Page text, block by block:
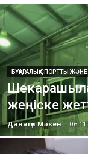
БҰҚАРАЛЫҚ СПОРТТЫ
жеңіске
Данагүл Мәкен -